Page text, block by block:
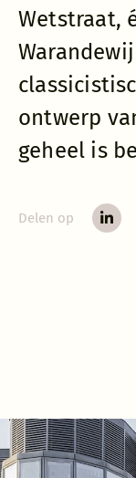
Wetstraat,
ontwerp
geheel is
Delen op